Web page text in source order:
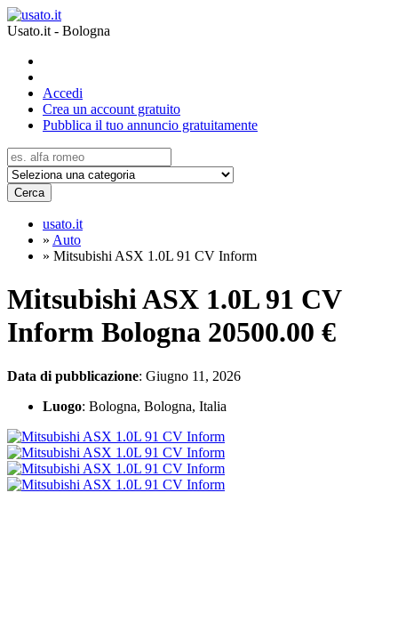
Usato.it - Bologna
Accedi
Crea un account gratuito
Pubblica il tuo annuncio gratuitamente
Cerca
usato.it
» Auto
» Mitsubishi ASX 1.0L 91 CV Inform
Mitsubishi ASX 1.0L 91 CV
Inform Bologna 20500.00 €
Data di pubblicazione: Giugno 11, 2026
Luogo: Bologna, Bologna, Italia